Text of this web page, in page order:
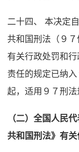
二十四、 本决定
共和国刑法（９７
有关行政处罚和
责任的规定已纳
起，适用９７刑法
（二）全国人民
共和国刑法》有